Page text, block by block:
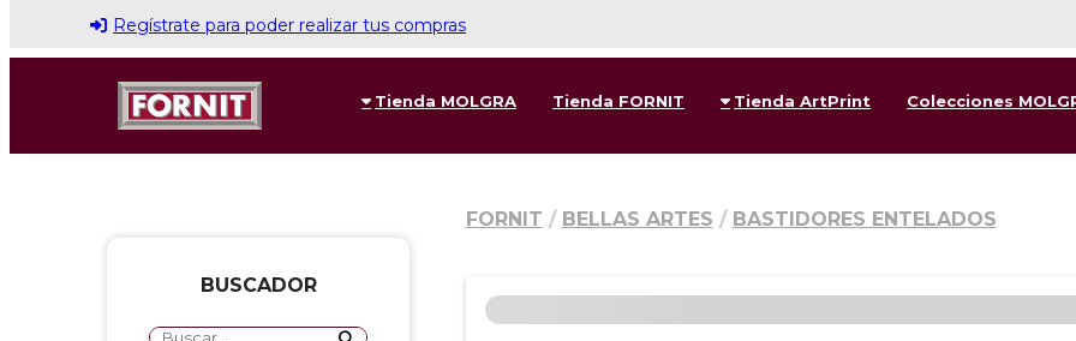
Tienda MOLGRA Tienda FORNIT Tienda ArtPrint Colecciones
Regístrate para poder realizar tus compras
BUSCADOR
FORNIT BELLAS ARTES BASTIDORES ENTELADOS